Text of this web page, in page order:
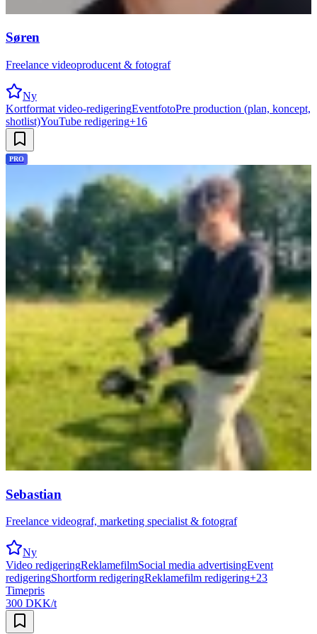
Søren
Freelance videoproducent & fotograf
Ny
Kortformat video-redigeringEventfotoPre production (plan, koncept,
shotlist)YouTube redigering+16
PRO
Sebastian
Freelance videograf, marketing specialist & fotograf
Ny
Video redigeringReklamefilmSocial media advertisingEvent
redigeringShortform redigeringReklamefilm redigering+23
Timepris
300 DKK/t